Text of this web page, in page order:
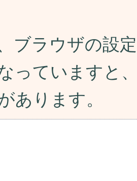
ブラウザの設
っていますと
あります。